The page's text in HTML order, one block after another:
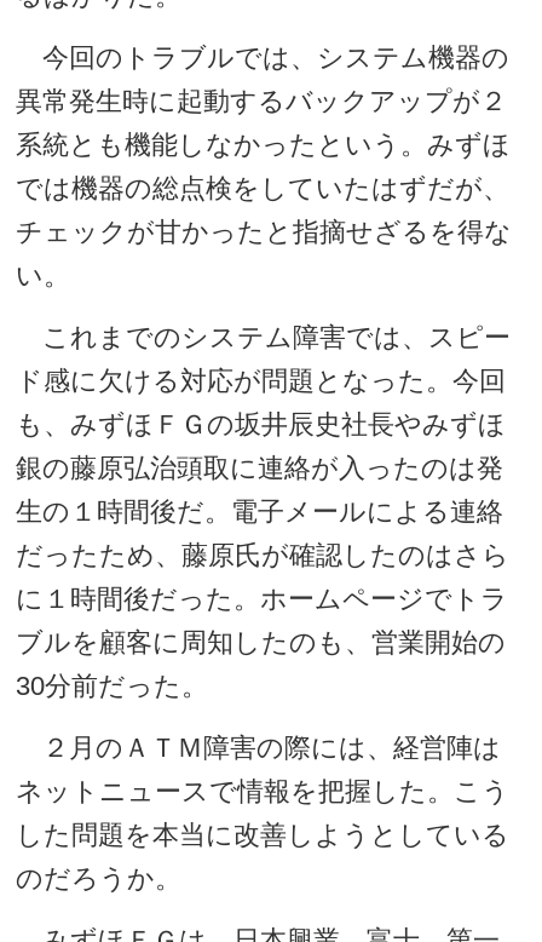
今回のトラブルでは、システム機器の
異常発生時に起動するバックアップが２
系統とも機能しなかったという。みずほ
では機器の総点検をしていたはずだが、
チェックが甘かったと指摘せざるを得な
い。
これまでのシステム障害では、スピー
ド感に欠ける対応が問題となった。今回
も、みずほＦＧの坂井辰史社長やみずほ
銀の藤原弘治頭取に連絡が入ったのは発
生の１時間後だ。電子メールによる連絡
だったため、藤原氏が確認したのはさら
に１時間後だった。ホームページでトラ
ブルを顧客に周知したのも、営業開始の
30分前だった。
２月のＡＴＭ障害の際には、経営陣は
ネットニュースで情報を把握した。こう
した問題を本当に改善しようとしている
のだろうか。